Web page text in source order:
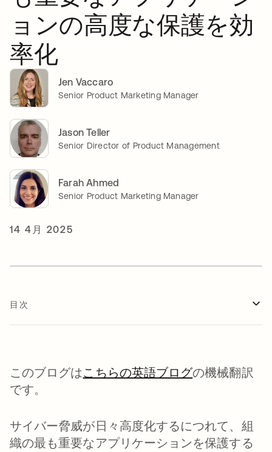
ョンの高度な保護を効
率化
Jen Vaccaro
Senior Product Marketing Manager
Jason Teller
Senior Director of Product Management
Farah Ahmed
Senior Product Marketing Manager
14 4月 2025
目次
このブログはこちらの英語ブログの機械翻訳
です。
サイバー脅威が日々高度化するにつれて、組
織の最も重要なアプリケーションを保護する